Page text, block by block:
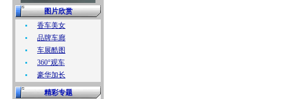
图片欣赏
香车美女
品牌车廊
车展酷图
360°观车
豪华加长
精彩专题